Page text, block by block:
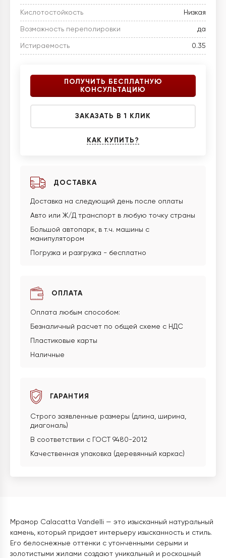
Кислотостойкость Низкая
Возможность переполировки да
Истираемость 0.35
ПОЛУЧИТЬ БЕСПЛАТНУЮ
КОНСУЛЬТАЦИЮ
ЗАКАЗАТЬ В 1 КЛИК
КАК КУПИТЬ?
ДОСТАВКА
Доставка на следующий день после оплаты
Авто или Ж/Д транспорт в любую точку страны
Большой автопарк, в т.ч. машины с
манипулятором
Погрузка и разгрузка - бесплатно
ОПЛАТА
Оплата любым способом:
Безналичный расчет по общей схеме с НДС
Пластиковые карты
Наличные
ГАРАНТИЯ
Строго заявленные размеры (длина, ширина,
диагональ)
В соответствии с ГОСТ 9480-2012
Качественная упаковка (деревянный каркас)
Мрамор Calacatta Vandelli — это изысканный натуральный
камень, который придает интерьеру изысканность и стиль.
Его белоснежные оттенки с утонченными серыми и
золотистыми жилами создают уникальный и роскошный